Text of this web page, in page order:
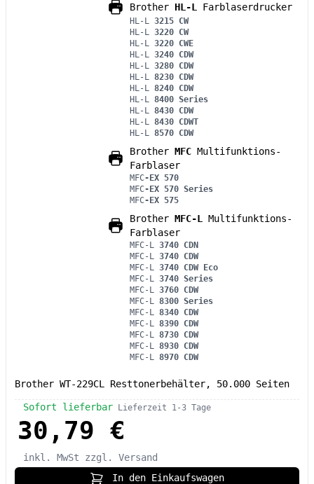
Brother HL-L Farblaserdrucker
HL-L 3215 CW
HL-L 3220 CW
HL-L 3220 CWE
HL-L 3240 CDW
HL-L 3280 CDW
HL-L 8230 CDW
HL-L 8240 CDW
HL-L 8400 Series
HL-L 8430 CDW
HL-L 8430 CDWT
HL-L 8570 CDW
Brother MFC Multifunktions-
Farblaser
MFC-EX 570
MFC-EX 570 Series
MFC-EX 575
Brother MFC-L
Multifunktions-
Farblaser
MFC-L 3740 CDN
MFC-L 3740 CDW
MFC-L 3740 CDW Eco
MFC-L 3740 Series
MFC-L 3760 CDW
MFC-L 8300 Series
MFC-L 8340 CDW
MFC-L 8390 CDW
MFC-L 8730 CDW
MFC-L 8930 CDW
MFC-L 8970 CDW
Brother WT-229CL Resttonerbehälter, 50.000 Seiten
Sofort lieferbar Lieferzeit 1-3 Tage
30,79 €
inkl. MwSt
zzgl. Versand
In den Einkaufswagen